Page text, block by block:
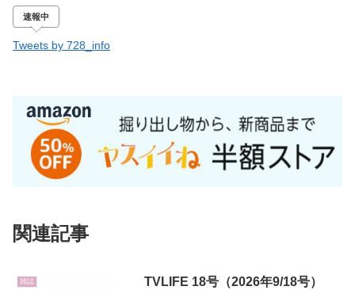
速報中
Tweets by 728_info
関連記事
雑誌 TVLIFE 18号（2026年9/18号）